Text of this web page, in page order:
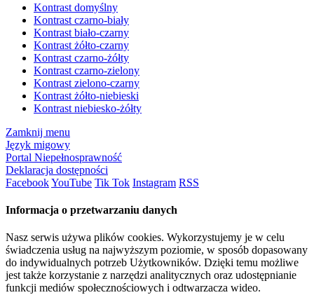
Kontrast domyślny
Kontrast czarno-biały
Kontrast biało-czarny
Kontrast żółto-czarny
Kontrast czarno-żółty
Kontrast czarno-zielony
Kontrast zielono-czarny
Kontrast żółto-niebieski
Kontrast niebiesko-żółty
Zamknij menu
Język migowy
Portal Niepełnosprawność
Deklaracja dostępności
FacebookYouTube Tik Tok Instagram RSS
Informacja o przetwarzaniu danych
Nasz serwis używa plików cookies. Wykorzystujemy je w celu
świadczenia usług na najwyższym poziomie, w sposób dopasowany
do indywidualnych potrzeb Użytkowników. Dzięki temu możliwe
jest także korzystanie z narzędzi analitycznych oraz udostępnianie
funkcji mediów społecznościowych i odtwarzacza wideo.